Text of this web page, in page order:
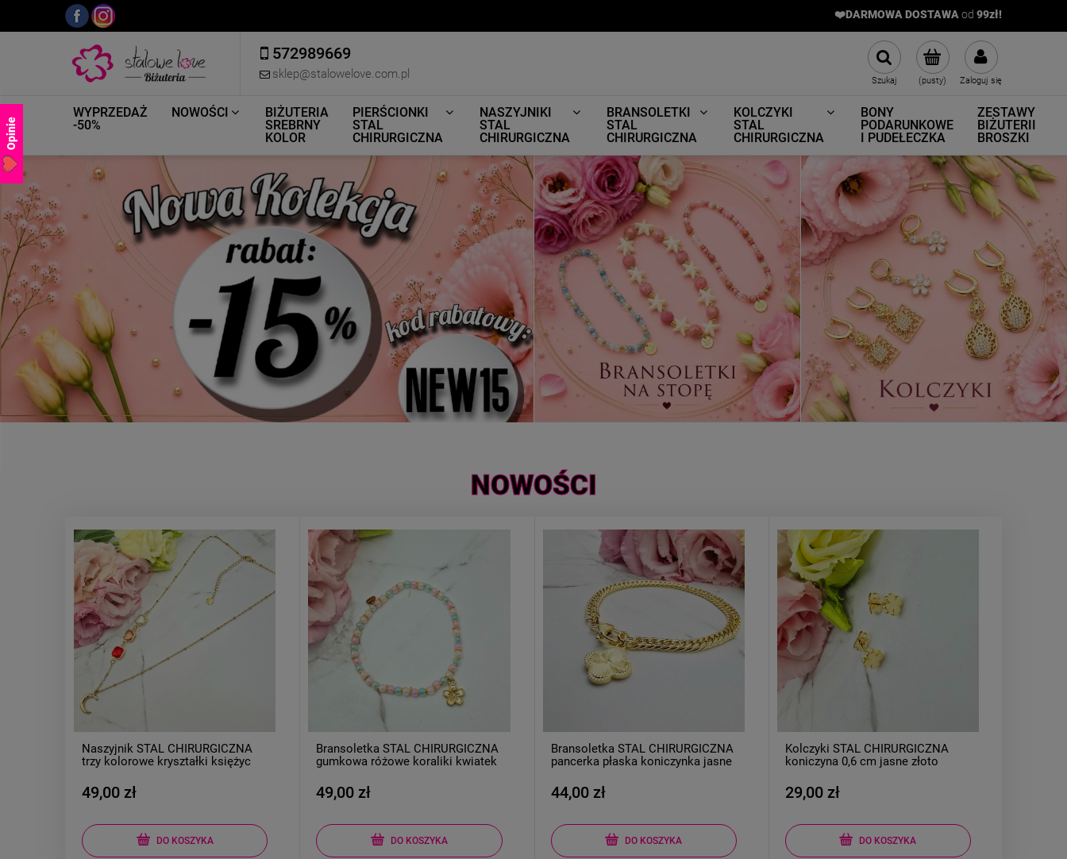
❤️DARMOWA DOSTAWA od 99zł!
572989669
sklep@stalowelove.com.pl (pusty) Zaloguj się
Szukaj
WYPRZEDAŻ
-50%
NOWOŚCI
BIŻUTERIA
SREBRNY
KOLOR
PIERŚCIONKI
STAL
CHIRURGICZNA
NASZYJNIKI
STAL
CHIRURGICZNA
BRANSOLETKI
STAL
CHIRURGICZNA
KOLCZYKI
STAL
CHIRURGICZNA
BONY
PODARUNKOWE
I PUDEŁECZKA
ZESTAWY
BIŻUTERII
BROSZKI
NOWOŚCI
Bransoletka STAL CHIRURGICZNA
gumkowa różowe koraliki kwiatek
49,00 zł
DO KOSZYKA
Bransoletka STAL CHIRURGICZNA
pancerka płaska koniczynka jasne
44,00 zł
DO KOSZYKA
Kolczyki STAL CHIRURGICZNA
koniczyna 0,6 cm jasne złoto
29,00 zł
DO KOSZYKA
Kolczyki STAL CHIRURGICZNA
kwiatek zielony 0,8 cm
39,00 zł
DO KOSZYKA
Opinie